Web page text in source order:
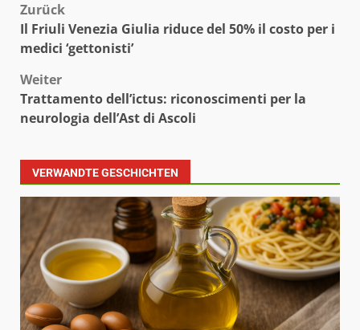
Beitragsnavigation
Zurück
Il Friuli Venezia Giulia riduce del 50% il costo per i
medici ‘gettonisti’
Weiter
Trattamento dell’ictus: riconoscimenti per la
neurologia dell’Ast di Ascoli
VERWANDTE GESCHICHTEN